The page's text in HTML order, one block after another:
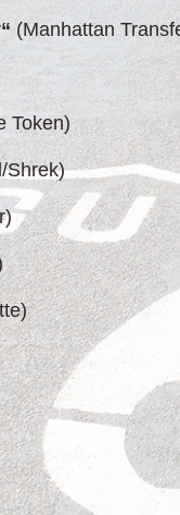
(Manhattan
Token)
Shrek)